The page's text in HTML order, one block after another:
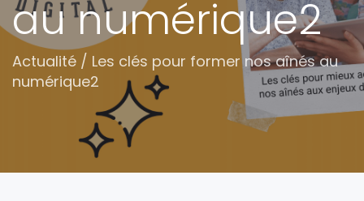
au numérique2
Actualité / Les clés pour former nos aînés au
numérique2